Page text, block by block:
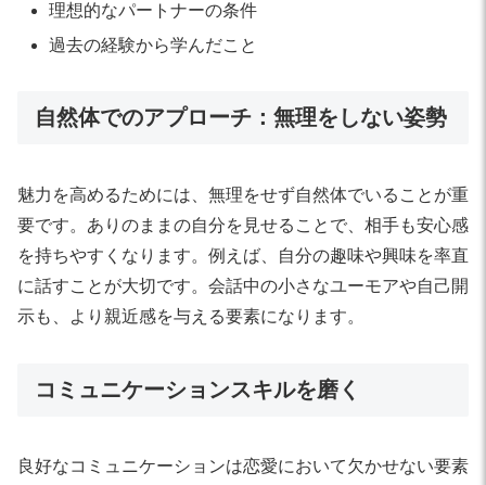
理想的なパートナーの条件
過去の経験から学んだこと
自然体でのアプローチ：無理をしない姿勢
魅力を高めるためには、無理をせず自然体でいることが重
要です。ありのままの自分を見せることで、相手も安心感
を持ちやすくなります。例えば、自分の趣味や興味を率直
に話すことが大切です。会話中の小さなユーモアや自己開
示も、より親近感を与える要素になります。
コミュニケーションスキルを磨く
良好なコミュニケーションは恋愛において欠かせない要素